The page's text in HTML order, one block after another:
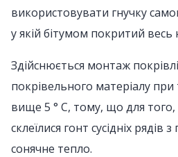
використовувати гнучку
у якій бітумом покритий
Здійснюється монтаж
покрівельного матеріалу при
вище 5 ° С, тому, що для
склеїлися гонт сусідніх рядів
сонячне тепло.